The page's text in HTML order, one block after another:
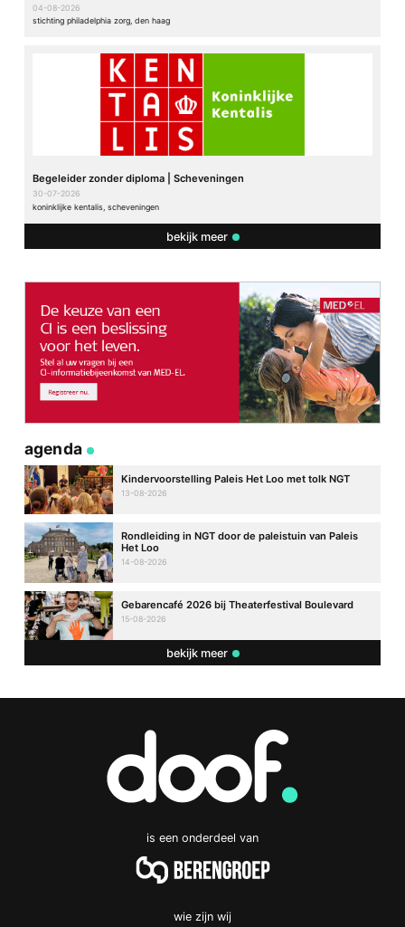
04-08-2026
stichting philadelphia zorg, den haag
Begeleider zonder diploma | Scheveningen
30-07-2026
koninklijke kentalis, scheveningen
bekijk meer
agenda
Kindervoorstelling Paleis Het Loo met tolk NGT
13-08-2026
Rondleiding in NGT door de paleistuin van Paleis
Het Loo
14-08-2026
Gebarencafé 2026 bij Theaterfestival Boulevard
15-08-2026
bekijk meer
is een onderdeel van
wie zijn wij